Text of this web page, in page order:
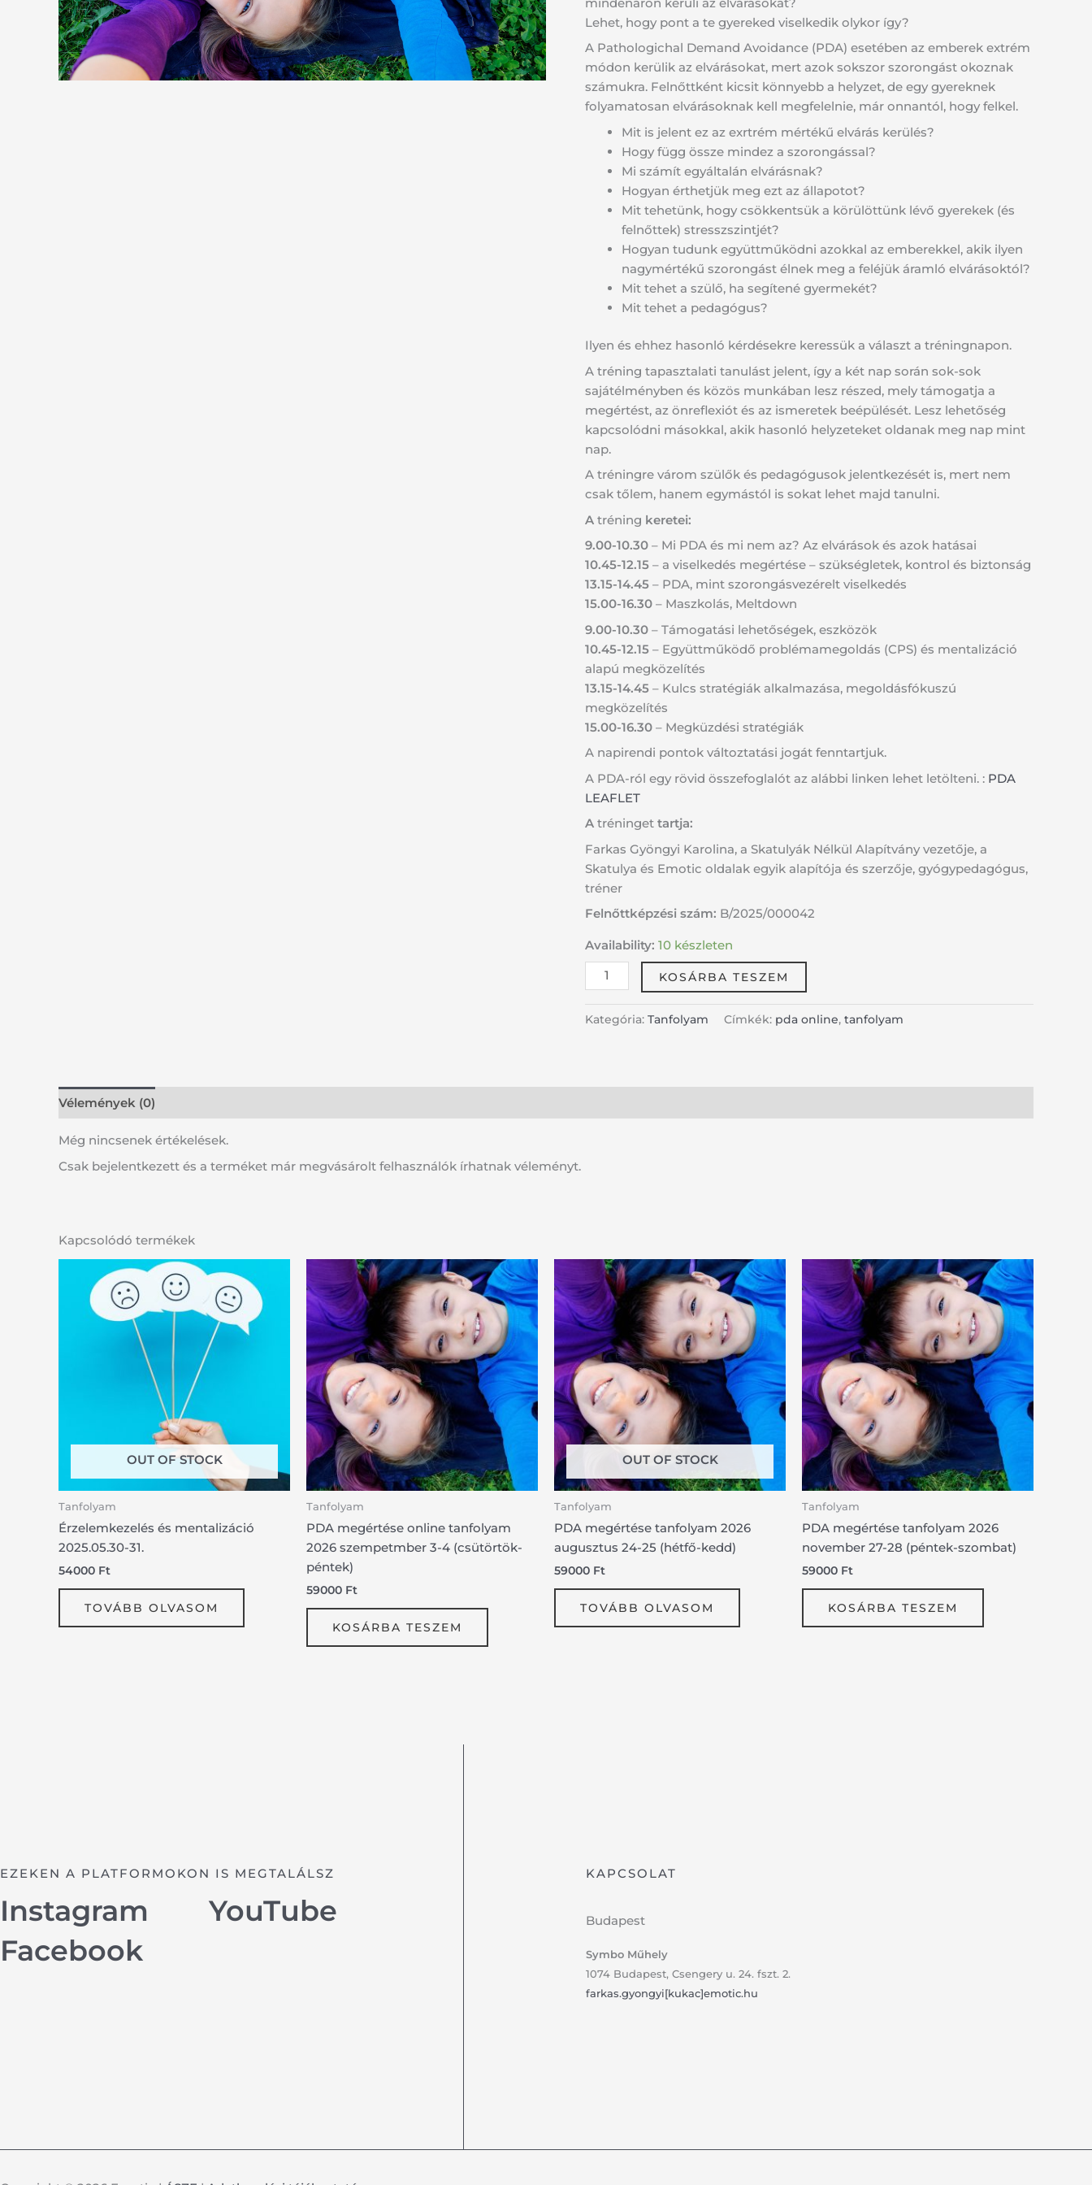
Lehet, hogy pont a te gyereked viselkedik olykor így?
A Pathologichal Demand Avoidance (PDA) esetében az emberek extrém
módon kerülik az elvárásokat, mert azok sokszor szorongást okoznak
számukra. Felnőttként kicsit könnyebb a helyzet, de egy gyereknek
folyamatosan elvárásoknak kell megfelelnie, már onnantól, hogy felkel.
Mit is jelent ez az exrtrém mértékű elvárás kerülés?
Hogy függ össze mindez a szorongással?
Mi számít egyáltalán elvárásnak?
Hogyan érthetjük meg ezt az állapotot?
Mit tehetünk, hogy csökkentsük a körülöttünk lévő gyerekek (és
felnőttek) stresszszintjét?
Hogyan tudunk együttműködni azokkal az emberekkel, akik ilyen
nagymértékű szorongást élnek meg a feléjük áramló elvárásoktól?
Mit tehet a szülő, ha segítené gyermekét?
Mit tehet a pedagógus?
Ilyen és ehhez hasonló kérdésekre keressük a választ a tréningnapon.
A tréning tapasztalati tanulást jelent, így a két nap során sok-sok
sajátélményben és közös munkában lesz részed, mely támogatja a
megértést, az önreflexiót és az ismeretek beépülését. Lesz lehetőség
kapcsolódni másokkal, akik hasonló helyzeteket oldanak meg nap mint
nap.
A tréningre várom szülők és pedagógusok jelentkezését is, mert nem
csak tőlem, hanem egymástól is sokat lehet majd tanulni.
A tréning keretei:
9.00-10.30 – Mi PDA és mi nem az? Az elvárások és azok hatásai
10.45-12.15 – a viselkedés megértése – szükségletek, kontrol és biztonság
13.15-14.45 – PDA, mint szorongásvezérelt viselkedés
15.00-16.30 – Maszkolás, Meltdown
9.00-10.30 – Támogatási lehetőségek, eszközök
10.45-12.15 – Együttműködő problémamegoldás (CPS) és mentalizáció
alapú megközelítés
13.15-14.45 – Kulcs stratégiák alkalmazása, megoldásfókuszú
megközelítés
15.00-16.30 – Megküzdési stratégiák
A napirendi pontok változtatási jogát fenntartjuk.
A PDA-ról egy rövid összefoglalót az alábbi linken lehet letölteni. : PDA
LEAFLET
A tréninget tartja:
Farkas Gyöngyi Karolina, a Skatulyák Nélkül Alapítvány vezetője, a
Skatulya és Emotic oldalak egyik alapítója és szerzője, gyógypedagógus,
tréner
Felnőttképzési szám: B/2025/000042
Availability: 10 készleten
mennyiség
KOSÁRBA TESZEM
Kategória: Tanfolyam Címkék: pda online, tanfolyam
Vélemények (0)
Még nincsenek értékelések.
Csak bejelentkezett és a terméket már megvásárolt felhasználók írhatnak véleményt.
Kapcsolódó termékek
OUT OF STOCK
Tanfolyam
Érzelemkezelés és mentalizáció
2025.05.30-31.
54000 Ft
TOVÁBB OLVASOM
Tanfolyam
PDA megértése online tanfolyam
2026 szempetmber 3-4 (csütörtök-
péntek)
59000 Ft
KOSÁRBA TESZEM
OUT OF STOCK
Tanfolyam
PDA megértése tanfolyam 2026
augusztus 24-25 (hétfő-kedd)
59000 Ft
TOVÁBB OLVASOM
Tanfolyam
PDA megértése tanfolyam 2026
november 27-28 (péntek-szombat)
59000 Ft
KOSÁRBA TESZEM
EZEKEN A PLATFORMOKON IS MEGTALÁLSZ
Instagram
Facebook
YouTube
KAPCSOLAT
Budapest
Symbo Műhely
1074 Budapest, Csengery u. 24. fszt. 2.
farkas.gyongyi[kukac]emotic.hu